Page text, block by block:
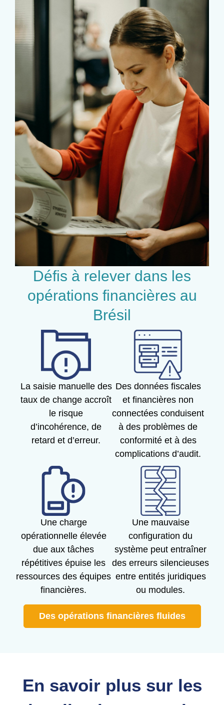
Défis à relever dans les
opérations financières au
Brésil
La saisie manuelle des
taux de change accroît
le risque
d’incohérence, de
retard et d’erreur.
Des données fiscales
et financières non
connectées conduisent
à des problèmes de
conformité et à des
complications d’audit.
Une charge
opérationnelle élevée
due aux tâches
répétitives épuise les
ressources des équipes
financières.
Une mauvaise
configuration du
système peut entraîner
des erreurs silencieuses
entre entités juridiques
ou modules.
Des opérations financières fluides
En savoir plus sur les